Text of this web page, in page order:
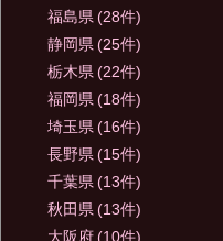
福島県 (28件)
静岡県 (25件)
栃木県 (22件)
福岡県 (18件)
埼玉県 (16件)
長野県 (15件)
千葉県 (13件)
秋田県 (13件)
大阪府 (10件)